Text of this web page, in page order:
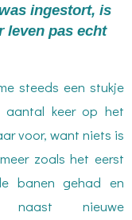
ingestort, is
leven pas echt
steeds een stukje
aantal keer op het
voor, want niets is
zoals het eerst
banen gehad en
nieuwe